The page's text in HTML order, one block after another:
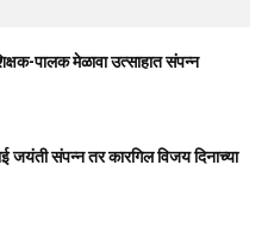
पालक मेळावा उत्साहात संपन्न
जयंती संपन्न तर कारगिल विजय दिनाच्या